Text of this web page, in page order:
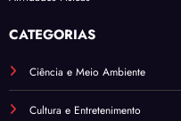
CATEGORIAS
Ciência e Meio Ambiente
Cultura e Entretenimento